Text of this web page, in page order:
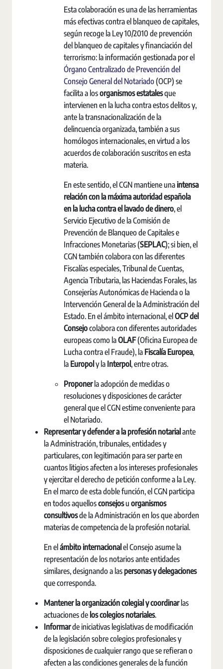
Esta colaboración es una de las herramientas
más efectivas contra el blanqueo de capitales,
según recoge la Ley 10/2010 de prevención
del blanqueo de capitales y financiación del
terrorismo: la información gestionada por el
Órgano Centralizado de Prevención del
Consejo General del Notariado(OCP) se
facilita a losorganismos estatalesque
intervienen en la lucha contra estos delitos y,
ante la transnacionalización de la
delincuencia organizada, también a sus
homólogos internacionales, en virtud a los
acuerdos de colaboración suscritos en esta
materia.
En este sentido, el CGN mantiene unaintensa
relación con la máxima autoridad española
en la lucha contra el lavado de dinero, el
Servicio Ejecutivo de la Comisión de
Prevención de Blanqueo de Capitales e
Infracciones Monetarias (SEPLAC); si bien, el
CGN también colabora con las diferentes
Fiscalías especiales, Tribunal de Cuentas,
Agencia Tributaria, las Haciendas Forales, las
Consejerías Autonómicas de Hacienda o la
Intervención General de la Administración del
Estado. En el ámbito internacional, el OCP del
Consejocolabora con diferentes autoridades
europeas como laOLAF(Oficina Europea de
Lucha contra el Fraude), la Fiscalía Europea,
la Europol y la Interpol, entre otras.
Proponerla adopción de medidas o
resoluciones y disposiciones de carácter
general que el CGN estime conveniente para
el Notariado.
Representar y defender a la profesión notarial ante
la Administración, tribunales, entidades y
particulares, con legitimación para ser parte en
cuantos litigios afecten a los intereses profesionales
y ejercitar el derecho de petición conforme a la Ley.
En el marco de esta doble función, el CGN participa
en todos aquellosconsejosu organismos
consultivosde la Administración en los que aborden
materias de competencia de la profesión notarial.
En el ámbito internacional el Consejo asume la
representación de los notarios ante entidades
similares, designando a las personas y delegaciones
que corresponda.
Mantener la organización colegial y coordinarlas
actuaciones de los colegios notariales.
Informarde iniciativas legislativas de modificación
de la legislación sobre colegios profesionales y
disposiciones de cualquier rango que se refieran o
afecten a las condiciones generales de la función